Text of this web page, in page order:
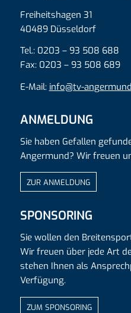
Freiheitshagen 31
40489 Düsseldorf
Tel.: 0203 – 93 508 688
Fax: 0203 – 93 508 689
E-Mail: info@tv-
ANMELDUNG
Sie haben Gefallen
Angermund? Wir freuen
ZUR ANMELDUNG
SPONSORING
Sie wollen den
Wir freuen über jede Art
stehen Ihnen als
Verfügung.
ZUM SPONSORING